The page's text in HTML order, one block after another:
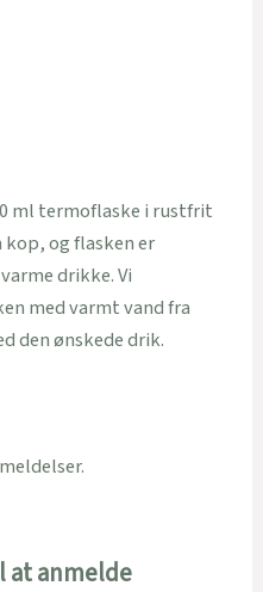
ml termoflaske i rustfrit
og flasken er
drikke. Vi
med varmt vand fra
den ønskede drik.
at anmelde